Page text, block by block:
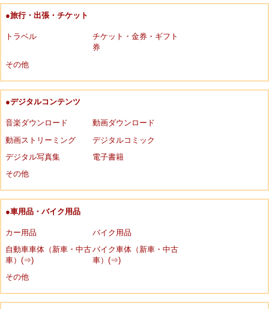
●旅行・出張・チケット
トラベル
チケット・金券・ギフト
券
その他
●デジタルコンテンツ
音楽ダウンロード
動画ダウンロード
動画ストリーミング
デジタルコミック
デジタル写真集
電子書籍
その他
●車用品・バイク用品
カー用品
バイク用品
自動車車体（新車・中古
車）(⇒)
バイク車体（新車・中古
車）(⇒)
その他